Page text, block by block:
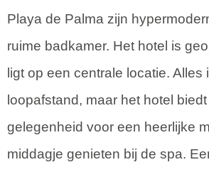
Playa de Palma zijn
ruime badkamer. Het hotel is
ligt op een centrale locatie. Alles
loopafstand, maar het hotel
gelegenheid voor een heerlijke
middagje genieten bij de spa.